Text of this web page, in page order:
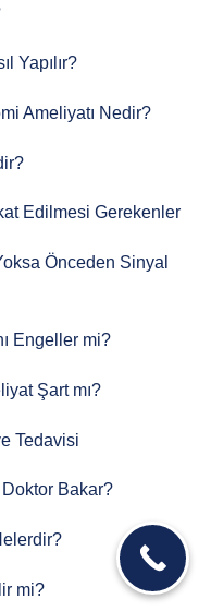
Yapılır?
Ameliyatı Nedir?
Edilmesi Gerekenler
Önceden Sinyal
Engeller mi?
Şart mı?
Tedavisi
Doktor Bakar?
mi?